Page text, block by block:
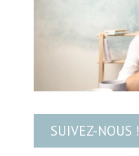
SUIVEZ-NOUS !